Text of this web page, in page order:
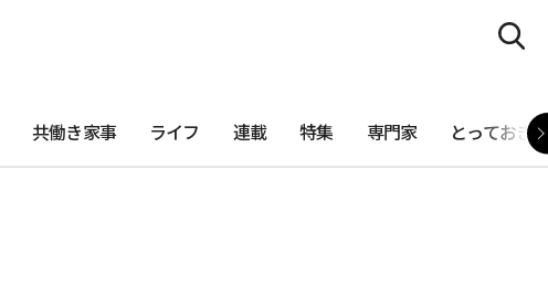
共働き家事 ライフ 連載 特集 専門家 とっておき